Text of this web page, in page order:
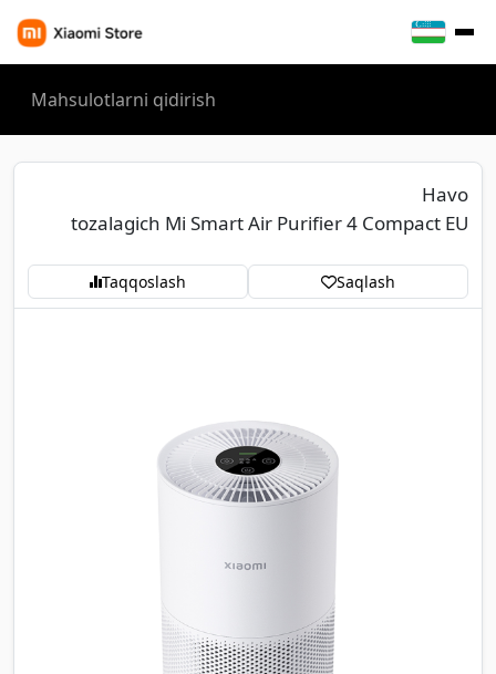
Havo
tozalagich Mi Smart Air Purifier 4 Compact EU
Taqqoslash Saqlash